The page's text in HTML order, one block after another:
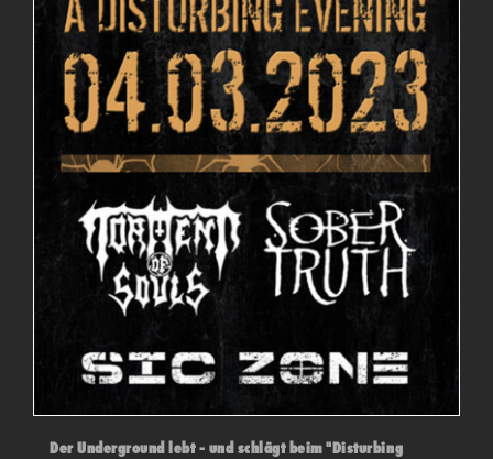
Der Underground lebt - und schlägt beim "Disturbing